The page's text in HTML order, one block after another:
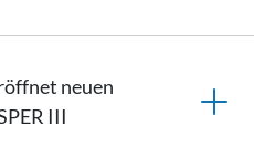
neuen
III